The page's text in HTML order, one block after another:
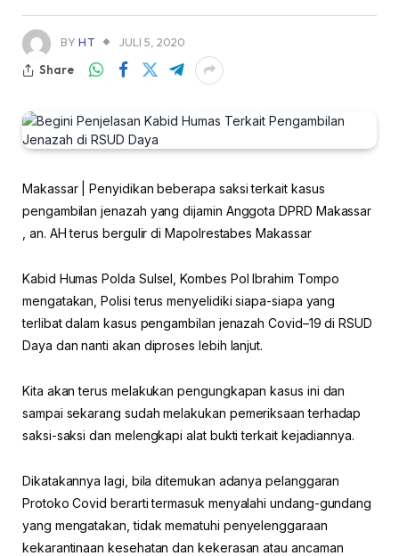
BY HT
JULI 5, 2020
Share
Makassar | Penyidikan beberapa saksi terkait kasus
pengambilan jenazah yang dijamin Anggota DPRD Makassar
, an. AH terus bergulir di Mapolrestabes Makassar
Kabid Humas Polda Sulsel, Kombes Pol Ibrahim Tompo
mengatakan, Polisi terus menyelidiki siapa-siapa yang
terlibat dalam kasus pengambilan jenazah Covid–19 di RSUD
Daya dan nanti akan diproses lebih lanjut.
Kita akan terus melakukan pengungkapan kasus ini dan
sampai sekarang sudah melakukan pemeriksaan terhadap
saksi-saksi dan melengkapi alat bukti terkait kejadiannya.
Dikatakannya lagi, bila ditemukan adanya pelanggaran
Protoko Covid berarti termasuk menyalahi undang-gundang
yang mengatakan, tidak mematuhi penyelenggaraan
kekarantinaan kesehatan dan kekerasan atau ancaman